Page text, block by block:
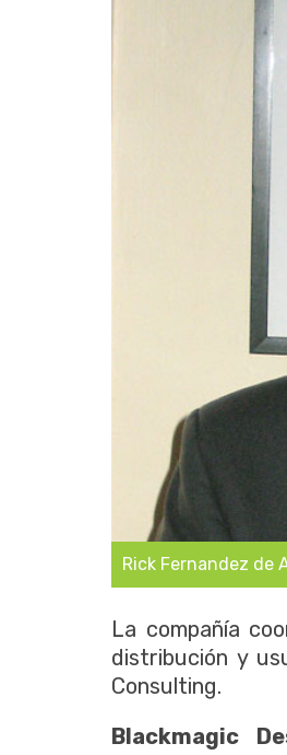
Rick Fernandez de
La compañía
distribución y
Consulting.
Blackmagic